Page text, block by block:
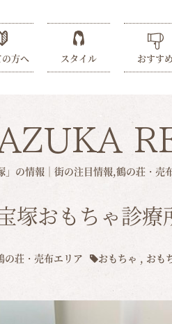
方へ スタイル おすすめ
の情報｜ 街の注目情報,鶴の荘・売
塚おもちゃ診
の荘・売布エリア おもちゃ , おも